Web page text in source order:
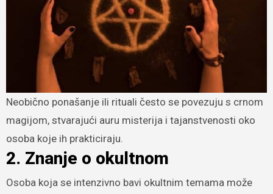
Neobično ponašanje ili rituali često se povezuju s crnom
magijom, stvarajući auru misterija i tajanstvenosti oko
osoba koje ih prakticiraju.
2. Znanje o okultnom
Osoba koja se intenzivno bavi okultnim temama može